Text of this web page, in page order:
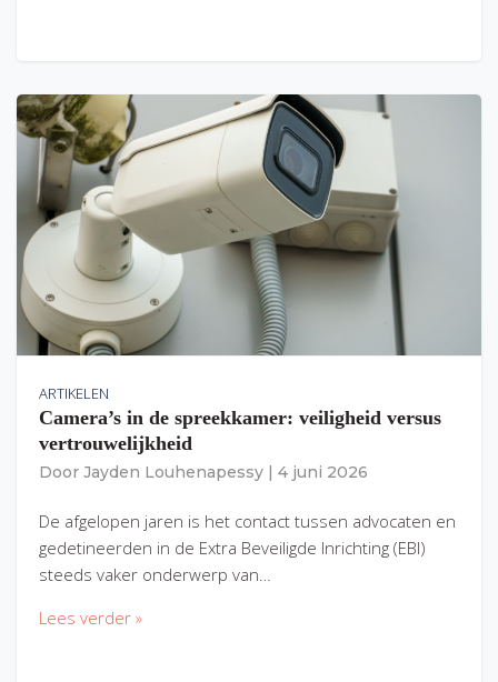
ARTIKELEN
Camera’s in de spreekkamer: veiligheid versus
vertrouwelijkheid
Door Jayden Louhenapessy 4 juni 2026
De afgelopen jaren is het contact tussen advocaten en
gedetineerden in de Extra Beveiligde Inrichting (EBI)
steeds vaker onderwerp van…
Lees verder »